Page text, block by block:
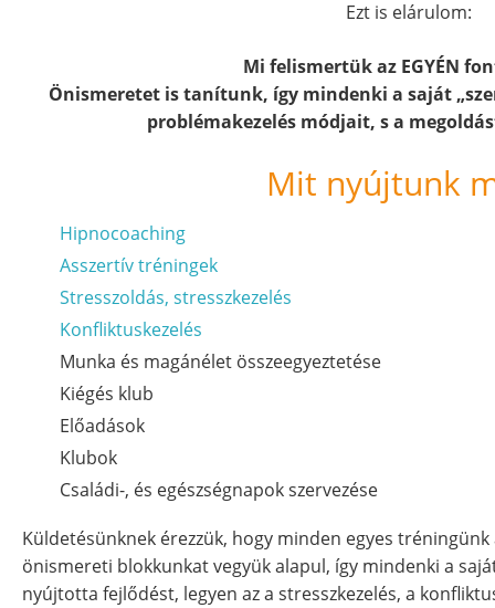
Ezt is elárulom:
Mi felismertük az EGYÉN
Önismeretet is tanítunk, így mindenki a saját
problémakezelés módjait, s a
Mit nyújtunk
Hipnocoaching
Asszertív tréningek
Stresszoldás, stresszkezelés
Konfliktuskezelés
Munka és magánélet összeegyeztetése
Kiégés klub
Előadások
Klubok
Családi-, és egészségnapok szervezése
Küldetésünknek érezzük, hogy minden egyes
önismereti blokkunkat vegyük alapul, így mindenki a
nyújtotta fejlődést, legyen az a stresszkezelés, a